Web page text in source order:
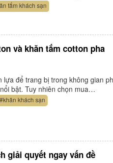
tắm khách sạn
và khăn tắm cotton pha
để trang bị trong không gian
bật. Tuy nhiên chọn mua…
#khăn khách sạn
giải quyết ngay vấn đề